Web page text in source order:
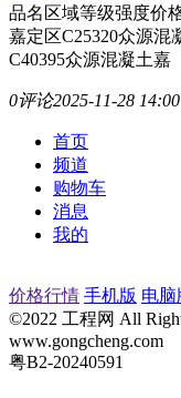
品名区域等级强度价
嘉定区C25320众源混
C40395众源混凝土嘉
0评论2025-11-28 14:00
首页
频道
购物车
消息
我的
价格行情 手机版 电脑
©2022 工程网 All
www.gongcheng.com
粤B2-20240591